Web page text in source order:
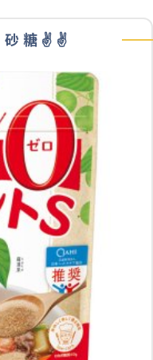
砂糖✌️✌️